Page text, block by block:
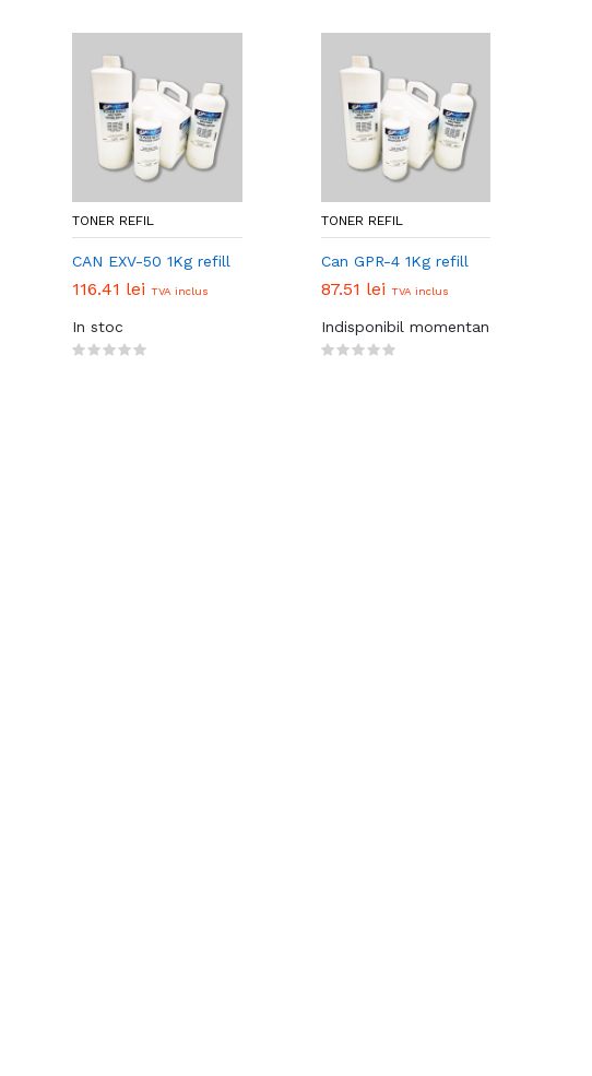
TONER REFIL
CAN EXV-50 1Kg refill
116.41 lei TVA inclus
In stoc
TONER REFIL
Can GPR-4 1Kg refill
87.51 lei TVA inclus
Indisponibil momentan